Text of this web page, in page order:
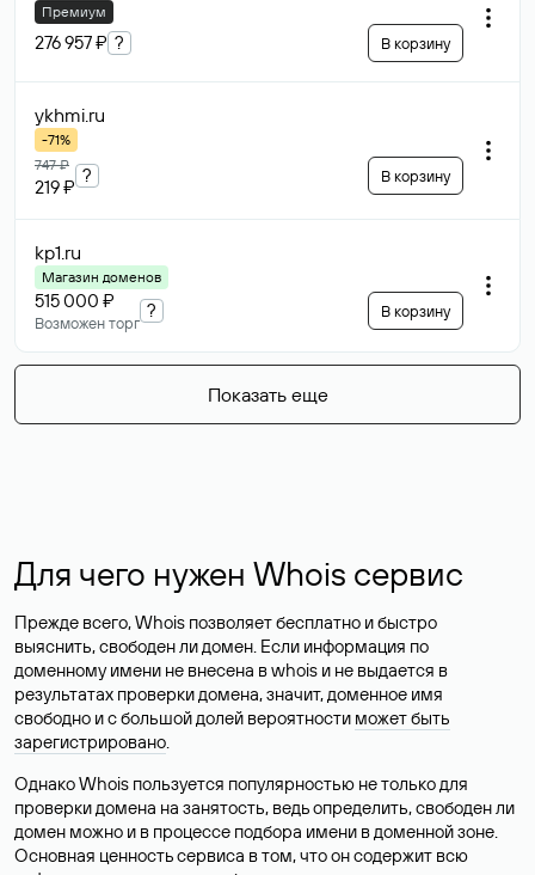
Премиум
276 957 ₽ ? В корзину
ykhmi.ru
-71%
747 ₽
219 ₽
? В корзину
kp1.ru
Магазин доменов
515 000 ₽
Возможен торг
? В корзину
Показать еще
Для чего нужен Whois сервис
Прежде всего, Whois позволяет бесплатно и быстро
выяснить, свободен ли домен. Если информация по
доменному имени не внесена в whois и не выдается в
результатах проверки домена, значит, доменное имя
свободно и с большой долей вероятности может быть
зарегистрировано.
Однако Whois пользуется популярностью не только для
проверки домена на занятость, ведь определить, свободен ли
домен можно и в процессе подбора имени в доменной зоне.
Основная ценность сервиса в том, что он содержит всю